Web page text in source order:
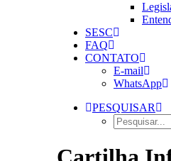
SESC
FAQ
CONTATO
E-mail
WhatsApp
PESQUISAR